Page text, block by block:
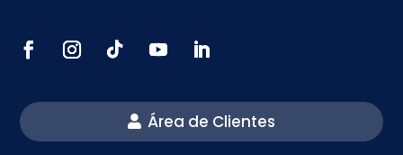
Área de Clientes